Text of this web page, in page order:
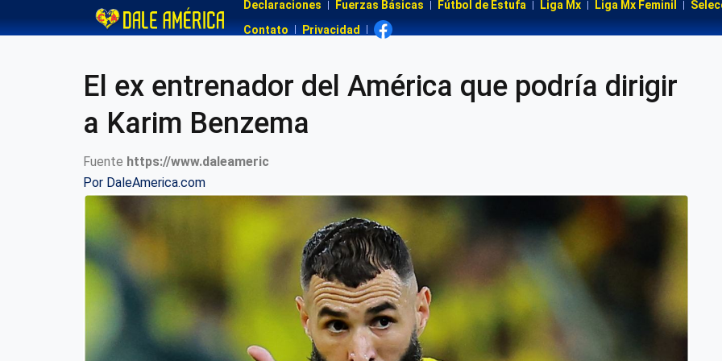
Declaraciones Fuerzas Básicas Fútbol de Estufa Liga Mx Liga Mx Feminil
Contato
Privacidad
El ex entrenador del América que podría dirigir
a Karim Benzema
Fuente https://www.daleameric
Por DaleAmerica.com